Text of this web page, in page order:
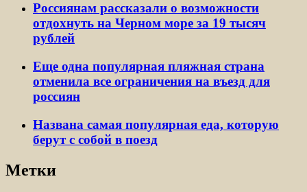
Россиянам рассказали о возможности
отдохнуть на Черном море за 19 тысяч
рублей
Еще одна популярная пляжная страна
отменила все ограничения на въезд для
россиян
Названа самая популярная еда, которую
берут с собой в поезд
Метки